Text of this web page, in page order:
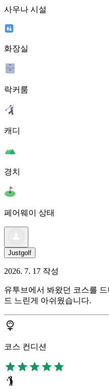
사우나 시설
화장실
락커룸
캐디
경치
페어웨이 상태
Justgolf
2026. 7. 17 작성
유투브에서 봐왔던 코스를
드 느린게 아쉬웠습니다.
코스 컨디션